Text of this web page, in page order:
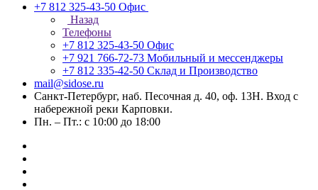
+7 812 325-43-50 Офис
Назад
Телефоны
+7 812 325-43-50 Офис
+7 921 766-72-73 Мобильный и мессенджеры
+7 812 335-42-50 Склад и Производство
mail@sidose.ru
Санкт-Петербург, наб. Песочная д. 40, оф. 13Н. Вход с
набережной реки Карповки.
Пн. – Пт.: с 10:00 до 18:00